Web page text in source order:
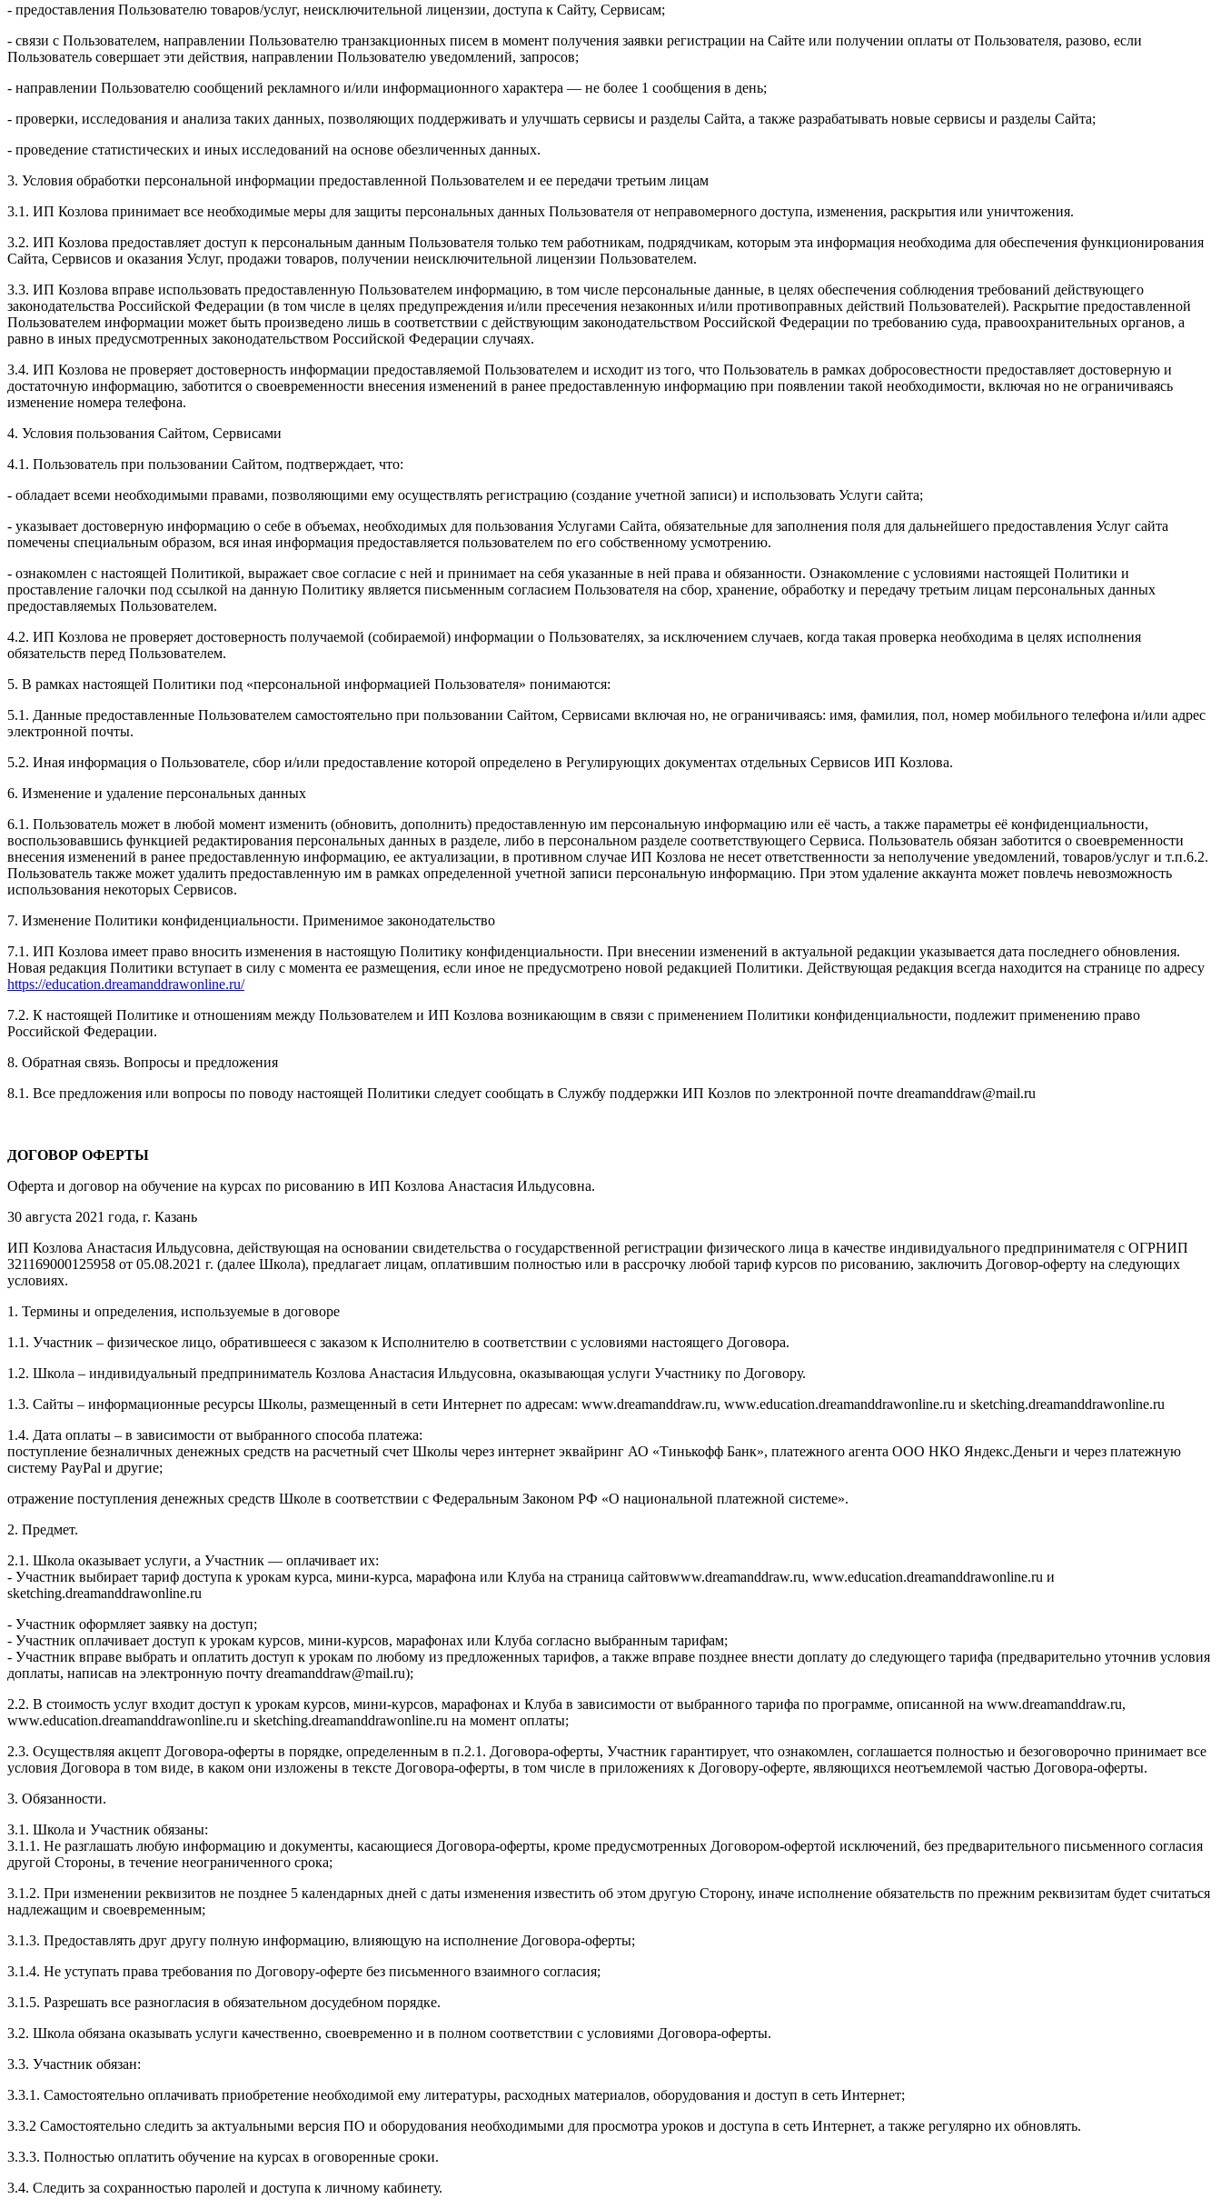
- предоставления Пользователю товаров/услуг, неисключительной лицензии, доступа к Сайту, Сервисам;
- связи с Пользователем, направлении Пользователю транзакционных писем в момент получения заявки регистрации на Сайте или получении оплаты от Пользователя, разово, если
Пользователь совершает эти действия, направлении Пользователю уведомлений, запросов;
- направлении Пользователю сообщений рекламного и/или информационного характера — не более 1 сообщения в день;
- проверки, исследования и анализа таких данных, позволяющих поддерживать и улучшать сервисы и разделы Сайта, а также разрабатывать новые сервисы и разделы Сайта;
- проведение статистических и иных исследований на основе обезличенных данных.
3. Условия обработки персональной информации предоставленной Пользователем и ее передачи третьим лицам
3.1. ИП Козлова принимает все необходимые меры для защиты персональных данных Пользователя от неправомерного доступа, изменения, раскрытия или уничтожения.
3.2. ИП Козлова предоставляет доступ к персональным данным Пользователя только тем работникам, подрядчикам, которым эта информация необходима для обеспечения функционирования
Сайта, Сервисов и оказания Услуг, продажи товаров, получении неисключительной лицензии Пользователем.
3.3. ИП Козлова вправе использовать предоставленную Пользователем информацию, в том числе персональные данные, в целях обеспечения соблюдения требований действующего
законодательства Российской Федерации (в том числе в целях предупреждения и/или пресечения незаконных и/или противоправных действий Пользователей). Раскрытие предоставленной
Пользователем информации может быть произведено лишь в соответствии с действующим законодательством Российской Федерации по требованию суда, правоохранительных органов, а
равно в иных предусмотренных законодательством Российской Федерации случаях.
3.4. ИП Козлова не проверяет достоверность информации предоставляемой Пользователем и исходит из того, что Пользователь в рамках добросовестности предоставляет достоверную и
достаточную информацию, заботится о своевременности внесения изменений в ранее предоставленную информацию при появлении такой необходимости, включая но не ограничиваясь
изменение номера телефона.
4. Условия пользования Сайтом, Сервисами
4.1. Пользователь при пользовании Сайтом, подтверждает, что:
- обладает всеми необходимыми правами, позволяющими ему осуществлять регистрацию (создание учетной записи) и использовать Услуги сайта;
- указывает достоверную информацию о себе в объемах, необходимых для пользования Услугами Сайта, обязательные для заполнения поля для дальнейшего предоставления Услуг сайта
помечены специальным образом, вся иная информация предоставляется пользователем по его собственному усмотрению.
- ознакомлен с настоящей Политикой, выражает свое согласие с ней и принимает на себя указанные в ней права и обязанности. Ознакомление с условиями настоящей Политики и
проставление галочки под ссылкой на данную Политику является письменным согласием Пользователя на сбор, хранение, обработку и передачу третьим лицам персональных данных
предоставляемых Пользователем.
4.2. ИП Козлова не проверяет достоверность получаемой (собираемой) информации о Пользователях, за исключением случаев, когда такая проверка необходима в целях исполнения
обязательств перед Пользователем.
5. В рамках настоящей Политики под «персональной информацией Пользователя» понимаются:
5.1. Данные предоставленные Пользователем самостоятельно при пользовании Сайтом, Сервисами включая но, не ограничиваясь: имя, фамилия, пол, номер мобильного телефона и/или адрес
электронной почты.
5.2. Иная информация о Пользователе, сбор и/или предоставление которой определено в Регулирующих документах отдельных Сервисов ИП Козлова.
6. Изменение и удаление персональных данных
6.1. Пользователь может в любой момент изменить (обновить, дополнить) предоставленную им персональную информацию или её часть, а также параметры её конфиденциальности,
воспользовавшись функцией редактирования персональных данных в разделе, либо в персональном разделе соответствующего Сервиса. Пользователь обязан заботится о своевременности
внесения изменений в ранее предоставленную информацию, ее актуализации, в противном случае ИП Козлова не несет ответственности за неполучение уведомлений, товаров/услуг и т.п.6.2.
Пользователь также может удалить предоставленную им в рамках определенной учетной записи персональную информацию. При этом удаление аккаунта может повлечь невозможность
использования некоторых Сервисов.
7. Изменение Политики конфиденциальности. Применимое законодательство
7.1. ИП Козлова имеет право вносить изменения в настоящую Политику конфиденциальности. При внесении изменений в актуальной редакции указывается дата последнего обновления.
Новая редакция Политики вступает в силу с момента ее размещения, если иное не предусмотрено новой редакцией Политики. Действующая редакция всегда находится на странице по адресу
https://education.dreamanddrawonline.ru/
7.2. К настоящей Политике и отношениям между Пользователем и ИП Козлова возникающим в связи с применением Политики конфиденциальности, подлежит применению право
Российской Федерации.
8. Обратная связь. Вопросы и предложения
8.1. Все предложения или вопросы по поводу настоящей Политики следует сообщать в Службу поддержки ИП Козлов по электронной почте dreamanddraw@mail.ru
ДОГОВОР ОФЕРТЫ
Оферта и договор на обучение на курсах по рисованию в ИП Козлова Анастасия Ильдусовна.
30 августа 2021 года, г. Казань
ИП Козлова Анастасия Ильдусовна, действующая на основании свидетельства о государственной регистрации физического лица в качестве индивидуального предпринимателя с ОГРНИП
321169000125958 от 05.08.2021 г. (далее Школа), предлагает лицам, оплатившим полностью или в рассрочку любой тариф курсов по рисованию, заключить Договор-оферту на следующих
условиях.
1. Термины и определения, используемые в договоре
1.1. Участник – физическое лицо, обратившееся с заказом к Исполнителю в соответствии с условиями настоящего Договора.
1.2. Школа – индивидуальный предприниматель Козлова Анастасия Ильдусовна, оказывающая услуги Участнику по Договору.
1.3. Сайты – информационные ресурсы Школы, размещенный в сети Интернет по адресам: www.dreamanddraw.ru, www.education.dreamanddrawonline.ru и sketching.dreamanddrawonline.ru
1.4. Дата оплаты – в зависимости от выбранного способа платежа:
поступление безналичных денежных средств на расчетный счет Школы через интернет эквайринг АО «Тинькофф Банк», платежного агента ООО НКО Яндекс.Деньги и через платежную
систему PayPal и другие;
отражение поступления денежных средств Школе в соответствии с Федеральным Законом РФ «О национальной платежной системе».
2. Предмет.
2.1. Школа оказывает услуги, а Участник — оплачивает их:
- Участник выбирает тариф доступа к урокам курса, мини-курса, марафона или Клуба на страница сайтовwww.dreamanddraw.ru, www.education.dreamanddrawonline.ru и
sketching.dreamanddrawonline.ru
- Участник оформляет заявку на доступ;
- Участник оплачивает доступ к урокам курсов, мини-курсов, марафонах или Клуба согласно выбранным тарифам;
- Участник вправе выбрать и оплатить доступ к урокам по любому из предложенных тарифов, а также вправе позднее внести доплату до следующего тарифа (предварительно уточнив условия
доплаты, написав на электронную почту dreamanddraw@mail.ru);
2.2. В стоимость услуг входит доступ к урокам курсов, мини-курсов, марафонах и Клуба в зависимости от выбранного тарифа по программе, описанной на www.dreamanddraw.ru,
www.education.dreamanddrawonline.ru и sketching.dreamanddrawonline.ru на момент оплаты;
2.3. Осуществляя акцепт Договора-оферты в порядке, определенным в п.2.1. Договора-оферты, Участник гарантирует, что ознакомлен, соглашается полностью и безоговорочно принимает все
условия Договора в том виде, в каком они изложены в тексте Договора-оферты, в том числе в приложениях к Договору-оферте, являющихся неотъемлемой частью Договора-оферты.
3. Обязанности.
3.1. Школа и Участник обязаны:
3.1.1. Не разглашать любую информацию и документы, касающиеся Договора-оферты, кроме предусмотренных Договором-офертой исключений, без предварительного письменного согласия
другой Стороны, в течение неограниченного срока;
3.1.2. При изменении реквизитов не позднее 5 календарных дней с даты изменения известить об этом другую Сторону, иначе исполнение обязательств по прежним реквизитам будет считаться
надлежащим и своевременным;
3.1.3. Предоставлять друг другу полную информацию, влияющую на исполнение Договора-оферты;
3.1.4. Не уступать права требования по Договору-оферте без письменного взаимного согласия;
3.1.5. Разрешать все разногласия в обязательном досудебном порядке.
3.2. Школа обязана оказывать услуги качественно, своевременно и в полном соответствии с условиями Договора-оферты.
3.3. Участник обязан:
3.3.1. Cамостоятельно оплачивать приобретение необходимой ему литературы, расходных материалов, оборудования и доступ в сеть Интернет;
3.3.2 Самостоятельно следить за актуальными версия ПО и оборудования необходимыми для просмотра уроков и доступа в сеть Интернет, а также регулярно их обновлять.
3.3.3. Полностью оплатить обучение на курсах в оговоренные сроки.
3.4. Следить за сохранностью паролей и доступа к личному кабинету.